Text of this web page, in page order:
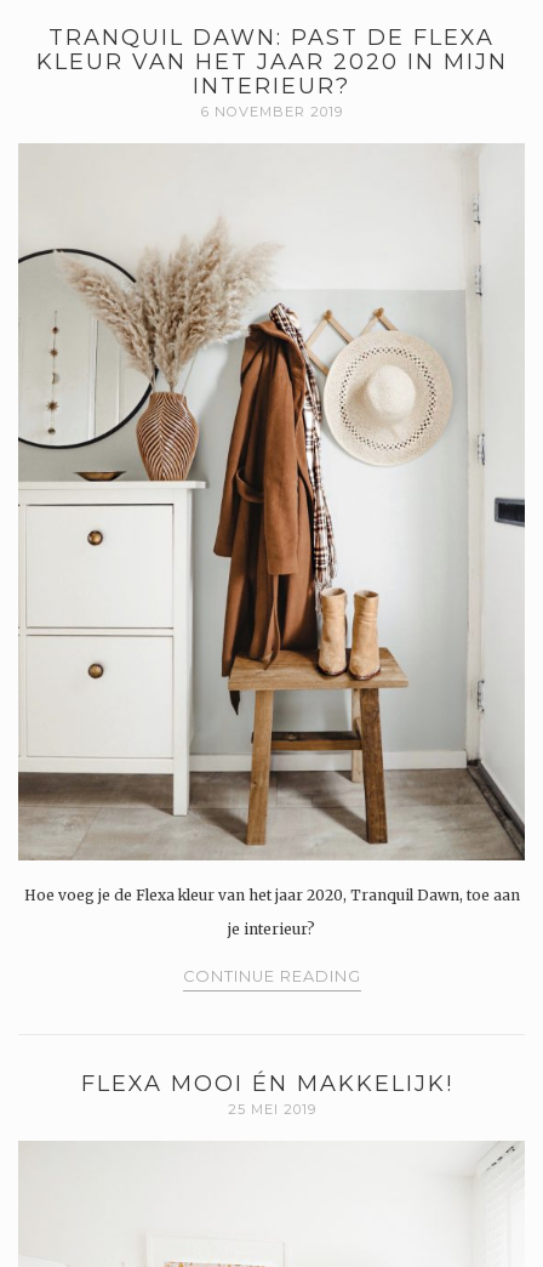
TRANQUIL DAWN: PAST DE FLEXA
KLEUR VAN HET JAAR 2020 IN MIJN
INTERIEUR?
6 NOVEMBER 2019
Hoe voeg je de Flexa kleur van het jaar 2020, Tranquil Dawn, toe aan
je interieur?
CONTINUE READING
FLEXA MOOI ÉN MAKKELIJK!
25 MEI 2019